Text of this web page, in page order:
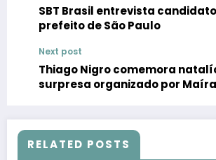
SBT Brasil entrevista
prefeito de São Paulo
Next post
Thiago Nigro comemora
surpresa organizado por
RELATED POSTS